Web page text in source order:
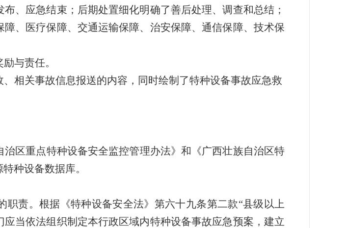
、应急结束；后期处置细化明确了善后处理、调查和总结；
、医疗保障、交通运输保障、治安保障、通信保障、技术保
与责任。
相关事故信息报送的内容，同时绘制了特种设备事故应急救
区重点特种设备安全监控管理办法》和《广西壮族自治区特
种设备数据库。
职责。根据《特种设备安全法》第六十九条第二款“县级以上
应当依法组织制定本行政区域内特种设备事故应急预案，建立